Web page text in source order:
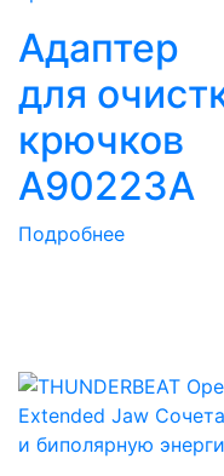
Адаптер
для
крючков
A90223A
Подробнее